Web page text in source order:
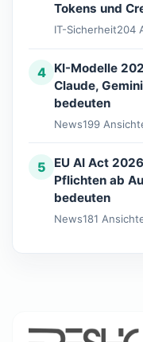
Tokens und
IT-Sicherheit204
4
KI-Modelle
Claude,
bedeuten
News199
5
EU AI Act
Pflichten ab
bedeuten
News181